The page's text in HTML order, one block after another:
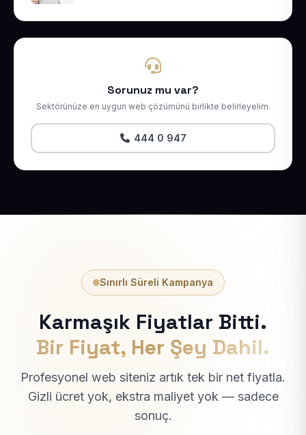
Sorunuz mu var?
Sektörünüze en uygun web çözümünü birlikte belirleyelim.
444 0 947
Sınırlı Süreli Kampanya
Karmaşık Fiyatlar Bitti.
Bir Fiyat, Her Şey Dahil.
Profesyonel web siteniz artık tek bir net fiyatla.
Gizli ücret yok, ekstra maliyet yok — sadece
sonuç.